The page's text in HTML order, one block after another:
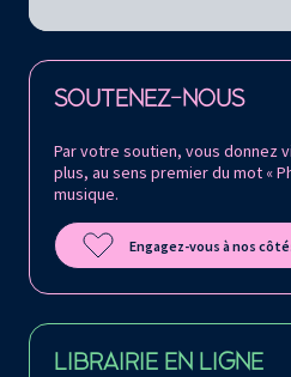
SOUTENEZ-NOUS
Par votre soutien, vous donnez
plus, au sens premier du mot «
musique.
Engagez-vous à nos
LIBRAIRIE EN LIGNE
Retrouvez la Philharmonie de Paris sur